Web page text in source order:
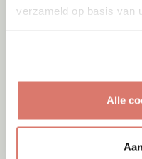
verzameld op basis van
Alle